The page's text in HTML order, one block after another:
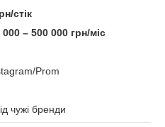
стік
000 – 500 000 грн/міс
Prom
чужі бренди